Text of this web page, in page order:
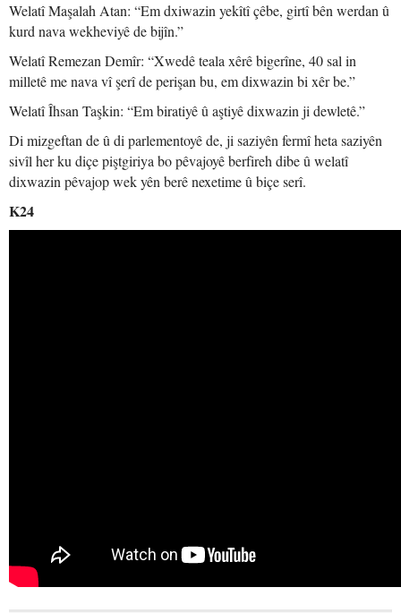
Welatî Maşalah Atan: “Em dxiwazin yekîtî çêbe, girtî bên werdan û
kurd nava wekheviyê de bijîn.”
Welatî Remezan Demîr: “Xwedê teala xêrê bigerîne, 40 sal in
milletê me nava vî şerî de perişan bu, em dixwazin bi xêr be.”
Welatî Îhsan Taşkin: “Em biratiyê û aştiyê dixwazin ji dewletê.”
Di mizgeftan de û di parlementoyê de, ji saziyên fermî heta saziyên
sivîl her ku diçe piştgiriya bo pêvajoyê berfireh dibe û welatî
dixwazin pêvajop wek yên berê nexetime û biçe serî.
K24